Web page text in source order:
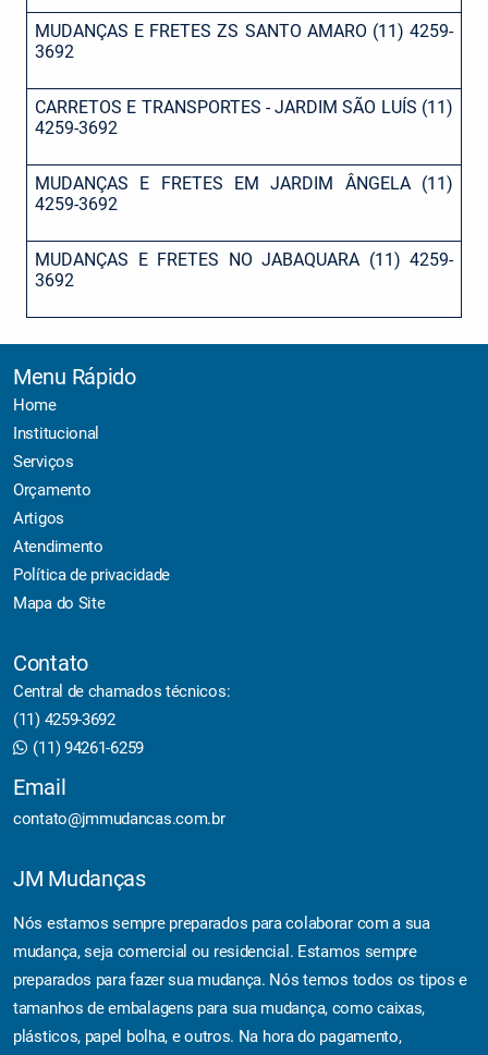
MUDANÇAS E FRETES ZS SANTO AMARO (11) 4259-
3692
CARRETOS E TRANSPORTES - JARDIM SÃO LUÍS (11)
4259-3692
MUDANÇAS E FRETES EM JARDIM ÂNGELA (11)
4259-3692
MUDANÇAS E FRETES NO JABAQUARA (11) 4259-
3692
Menu Rápido
Home
Institucional
Serviços
Orçamento
Artigos
Atendimento
Política de privacidade
Mapa do Site
Contato
Central de chamados técnicos:
(11) 4259-3692
(11) 94261-6259
Email
contato@jmmudancas.com.br
JM Mudanças
Nós estamos sempre preparados para colaborar com a sua
mudança, seja comercial ou residencial. Estamos sempre
preparados para fazer sua mudança. Nós temos todos os tipos e
tamanhos de embalagens para sua mudança, como caixas,
plásticos, papel bolha, e outros. Na hora do pagamento,